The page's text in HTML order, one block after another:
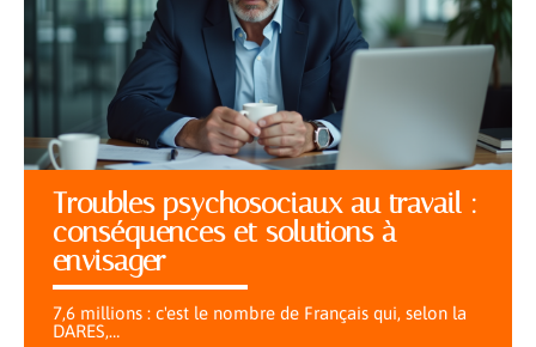
Troubles psychosociaux au travail :
conséquences et solutions à
envisager
7,6 millions : c'est le nombre de Français qui, selon la
DARES,…